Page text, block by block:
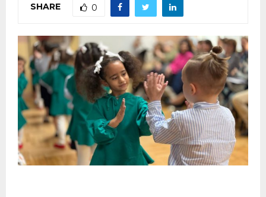
SHARE 0